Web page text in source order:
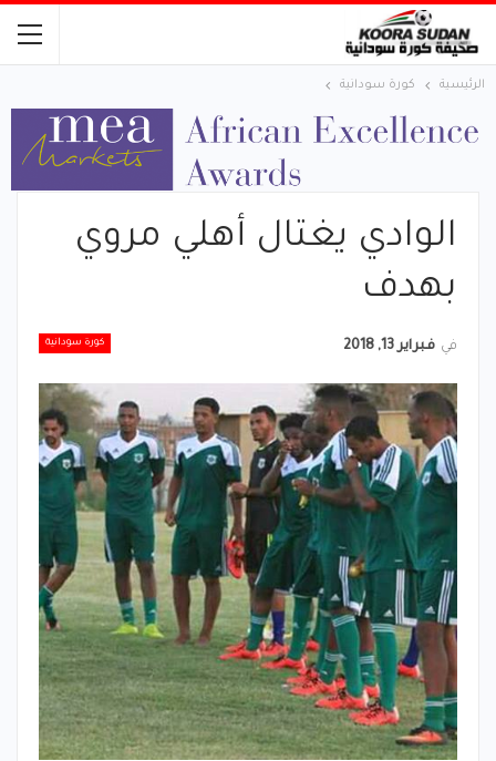
الرئيسية كورة سودانية
الوادي يغتال أهلي مروي
بهدف
كورة سودانية في فبراير 13, 2018